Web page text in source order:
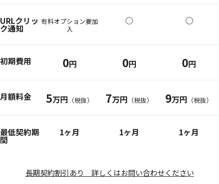
URLクリッ
ク通知
有料オプション要加
入
○ ○
初期費用 0円 0円 0円
月額料金 5万円 （税抜） 7万円 （税抜） 9万円 （税抜）
最低契約期
間
1ヶ月 1ヶ月 1ヶ月
長期契約割引あり 詳しくはお問い合わせください